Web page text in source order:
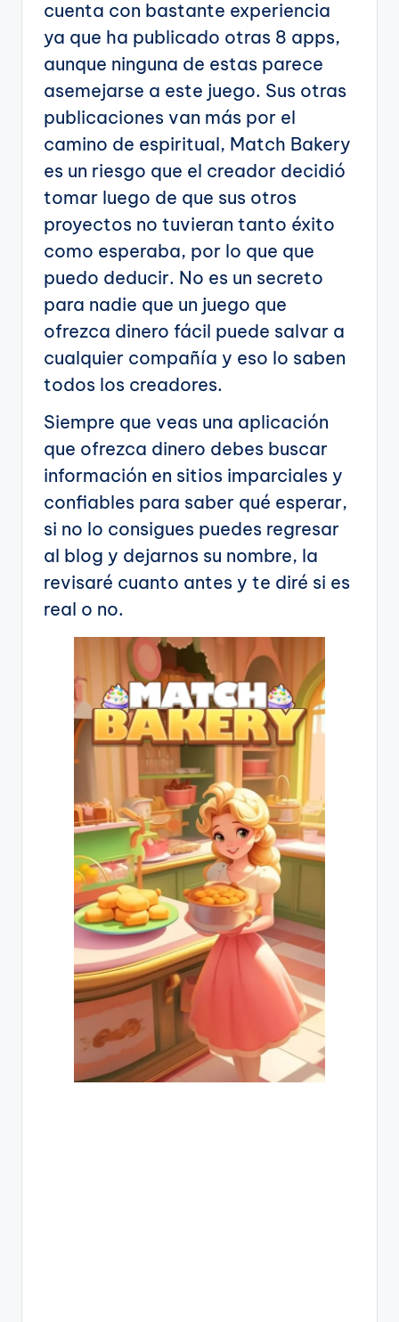
cuenta con bastante experiencia
ya que ha publicado otras 8 apps,
aunque ninguna de estas parece
asemejarse a este juego. Sus otras
publicaciones van más por el
camino de espiritual, Match Bakery
es un riesgo que el creador decidió
tomar luego de que sus otros
proyectos no tuvieran tanto éxito
como esperaba, por lo que que
puedo deducir. No es un secreto
para nadie que un juego que
ofrezca dinero fácil puede salvar a
cualquier compañía y eso lo saben
todos los creadores.
Siempre que veas una aplicación
que ofrezca dinero debes buscar
información en sitios imparciales y
confiables para saber qué esperar,
si no lo consigues puedes regresar
al blog y dejarnos su nombre, la
revisaré cuanto antes y te diré si es
real o no.